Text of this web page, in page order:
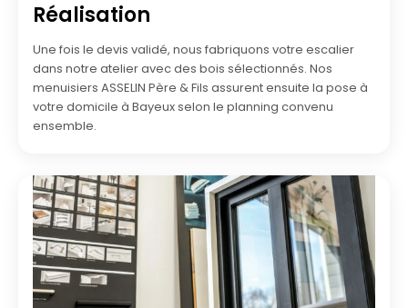
Réalisation
Une fois le devis validé, nous fabriquons votre escalier
dans notre atelier avec des bois sélectionnés. Nos
menuisiers ASSELIN Père & Fils assurent ensuite la pose à
votre domicile à Bayeux selon le planning convenu
ensemble.